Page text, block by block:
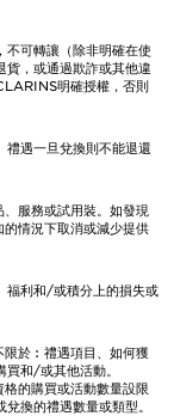
不可轉讓（除非明確在使
貨，或通過欺詐或其他違
明確授權，否則
禮遇一旦兌換則不能退還
服務或試用裝。如發現
情況下取消或減少提供
福利和/或積分上的損失或
於︰禮遇項目、如何獲
和/或其他活動。
的購買或活動數量設限
換的禮遇數量或類型。